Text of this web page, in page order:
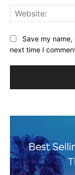
Save my
next time I